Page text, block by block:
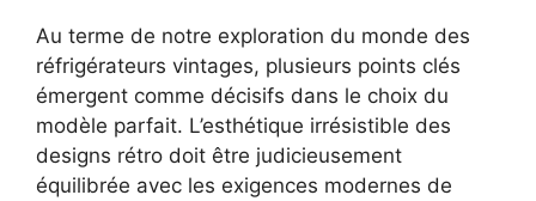
Au terme de notre exploration du monde des
réfrigérateurs vintages, plusieurs points clés
émergent comme décisifs dans le choix du
modèle parfait. L’esthétique irrésistible des
designs rétro doit être judicieusement
équilibrée avec les exigences modernes de